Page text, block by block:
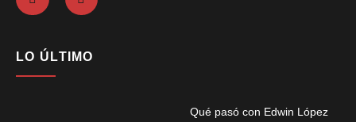
LO ÚLTIMO
Qué pasó con Edwin López